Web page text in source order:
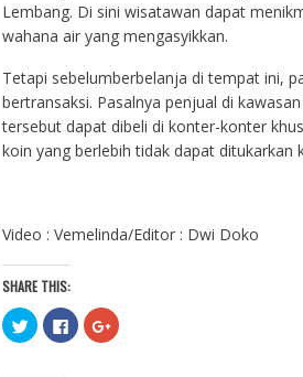
Lembang. Di sini wisatawan dapat
wahana air yang mengasyikkan.
Tetapi sebelumberbelanja di tempat ini,
bertransaksi. Pasalnya penjual di
tersebut dapat dibeli di konter-konter
koin yang berlebih tidak dapat ditukarkan
Video : Vemelinda/Editor : Dwi Doko
SHARE THIS:
C
l
C
l
C
l